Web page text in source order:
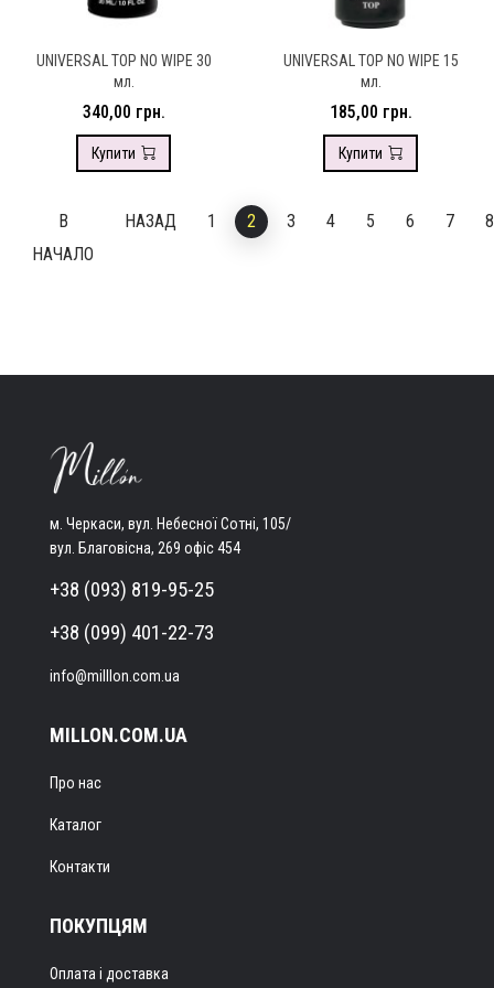
UNIVERSAL TOP NO WIPE 30
мл.
340,00 грн.
Купити
UNIVERSAL TOP NO WIPE 15
мл.
185,00 грн.
Купити
В
НАЧАЛО
НАЗАД 1 2 3 4 5 6 7 8
м. Черкаси, вул. Небесної Сотні, 105/
вул. Благовісна, 269 офіс 454
+38 (093) 819-95-25
+38 (099) 401-22-73
info@milllon.com.ua
MILLON.COM.UA
Про нас
Каталог
Контакти
ПОКУПЦЯМ
Оплата і доставка